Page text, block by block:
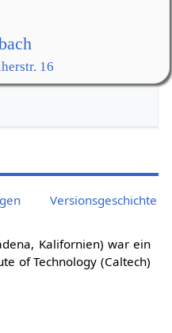
16
Versionsgeschichte
Kalifornien) war ein
of Technology (Caltech)